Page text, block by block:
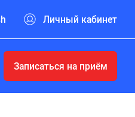
Личный кабинет
Записаться на приём